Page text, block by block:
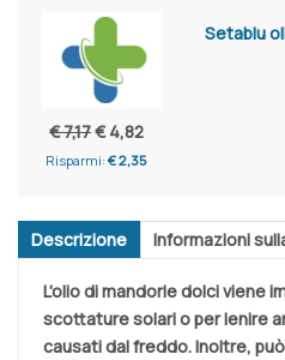
Setablu
€ 7,17€ 4,82
Risparmi:€ 2,35
Descrizione Informazioni
L'olio di mandorle dolci viene
scottature solari o per lenire
causati dal freddo. Inoltre,